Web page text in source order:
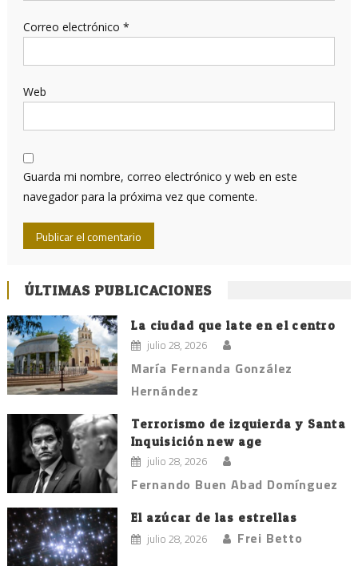
Correo electrónico *
Web
Guarda mi nombre, correo electrónico y web en este
navegador para la próxima vez que comente.
ÚLTIMAS PUBLICACIONES
La ciudad que late en el centro
julio 28, 2026
María Fernanda González
Hernández
Terrorismo de izquierda y Santa
Inquisición new age
julio 28, 2026
Fernando Buen Abad Domínguez
El azúcar de las estrellas
julio 28, 2026 Frei Betto